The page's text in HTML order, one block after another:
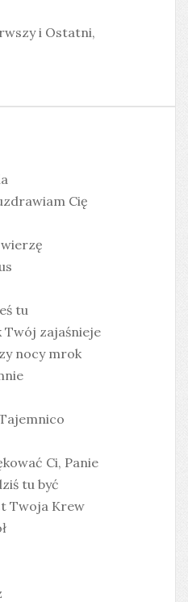
i Ostatni,
Cię
tu
Twój zajaśnieje
nocy mrok
Ci, Panie
tu być
Twoja Krew